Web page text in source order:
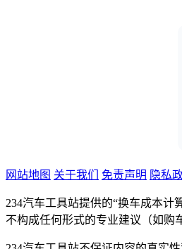
网站地图 关于我们 免责声明 隐私
234汽车工具站提供的“换车成本
不构成任何形式的专业建议（如购